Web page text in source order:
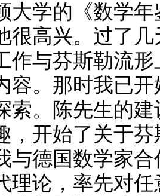
大学的《数学
很高兴。过了
作与芬斯勒流
容。那时我已
索。陈先生的
，开始了关于
与德国数学家
理论，率先对